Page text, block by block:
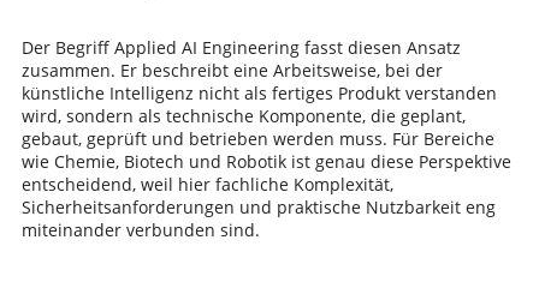
Der Begriff Applied AI Engineering fasst diesen Ansatz
zusammen. Er beschreibt eine Arbeitsweise, bei der
künstliche Intelligenz nicht als fertiges Produkt verstanden
wird, sondern als technische Komponente, die geplant,
gebaut, geprüft und betrieben werden muss. Für Bereiche
wie Chemie, Biotech und Robotik ist genau diese Perspektive
entscheidend, weil hier fachliche Komplexität,
Sicherheitsanforderungen und praktische Nutzbarkeit eng
miteinander verbunden sind.